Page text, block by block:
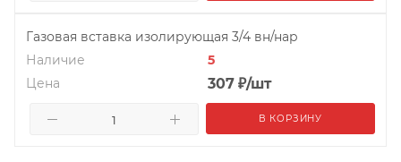
Газовая вставка изолирующая 3/4 вн/нар
Наличие
5
Цена
307 ₽/шт
В КОРЗИНУ